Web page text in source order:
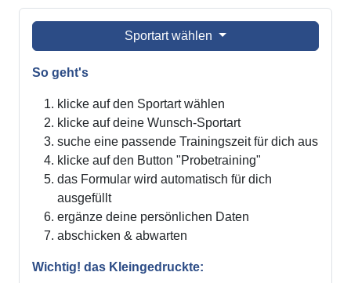
Sportart wählen
So geht's
klicke auf den Sportart wählen
klicke auf deine Wunsch-Sportart
suche eine passende Trainingszeit für dich aus
klicke auf den Button "Probetraining"
das Formular wird automatisch für dich
ausgefüllt
ergänze deine persönlichen Daten
abschicken & abwarten
Wichtig! das Kleingedruckte: